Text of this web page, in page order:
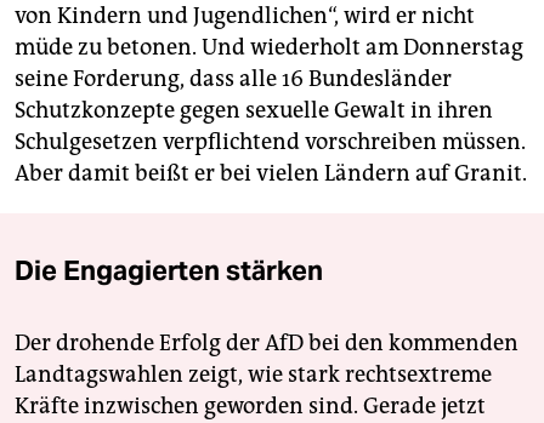
von Kindern und Jugendlichen“, wird er nicht
müde zu betonen. Und wiederholt am Donnerstag
seine Forderung, dass alle 16 Bundesländer
Schutzkonzepte gegen sexuelle Gewalt in ihren
Schulgesetzen verpflichtend vorschreiben müssen.
Aber damit beißt er bei vielen Ländern auf Granit.
Die Engagierten stärken
Der drohende Erfolg der AfD bei den kommenden
Landtagswahlen zeigt, wie stark rechtsextreme
Kräfte inzwischen geworden sind. Gerade jetzt